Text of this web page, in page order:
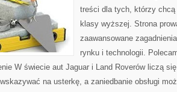
treści dla tych, którzy
klasy wyższej. Strona
zaawansowane
rynku i technologii.
W świecie aut Jaguar i Land Roverów liczą
na usterkę, a zaniedbanie obsługi